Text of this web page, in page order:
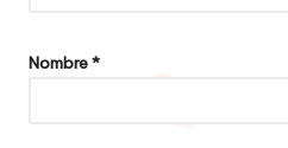
Nombre*